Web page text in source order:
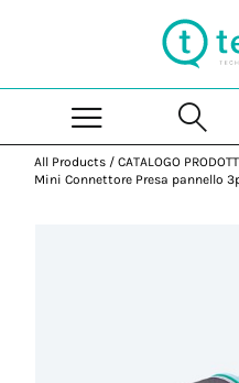
All Products / CATALOGO
Mini Connettore Presa pannello